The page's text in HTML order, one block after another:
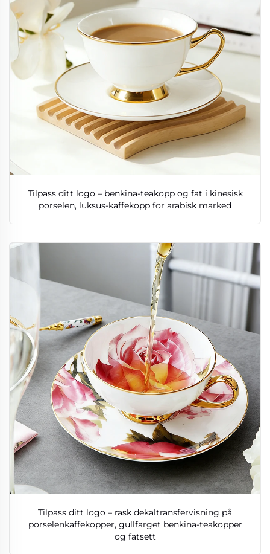
Tilpass ditt logo – benkina-teakopp og fat i kinesisk
porselen, luksus-kaffekopp for arabisk marked
Tilpass ditt logo – rask dekaltransfervisning på
porselenkaffekopper, gullfarget benkina-teakopper
og fatsett